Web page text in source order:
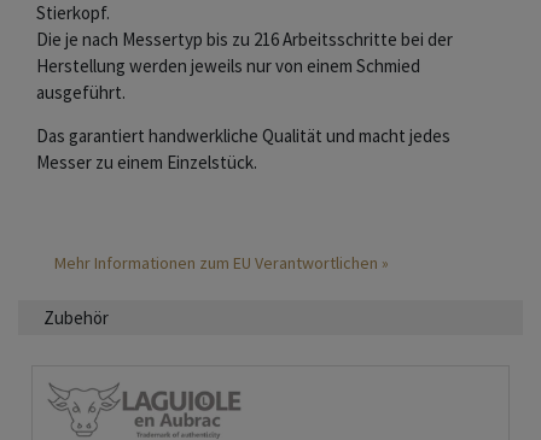
Stierkopf.
Die je nach Messertyp bis zu 216 Arbeitsschritte bei der
Herstellung werden jeweils nur von einem Schmied
ausgeführt.
Das garantiert handwerkliche Qualität und macht jedes
Messer zu einem Einzelstück.
Mehr Informationen zum EU Verantwortlichen »
Zubehör